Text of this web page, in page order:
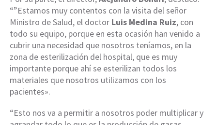
“”Estamos muy contentos con la visita del señor
Ministro de Salud, el doctor Luis Medina Ruiz, con
todo su equipo, porque en esta ocasión han venido a
cubrir una necesidad que nosotros teníamos, en la
zona de esterilización del hospital, que es muy
importante porque ahí se esterilizan todos los
materiales que nosotros utilizamos con los
pacientes».
“Esto nos va a permitir a nosotros poder multiplicar y